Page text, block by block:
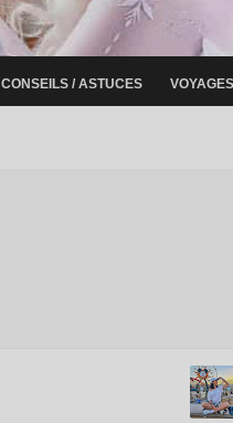
CONSEILS / ASTUCES